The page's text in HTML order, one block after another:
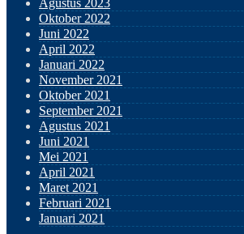
Agustus 2023
Oktober 2022
Juni 2022
April 2022
Januari 2022
November 2021
Oktober 2021
September 2021
Agustus 2021
Juni 2021
Mei 2021
April 2021
Maret 2021
Februari 2021
Januari 2021